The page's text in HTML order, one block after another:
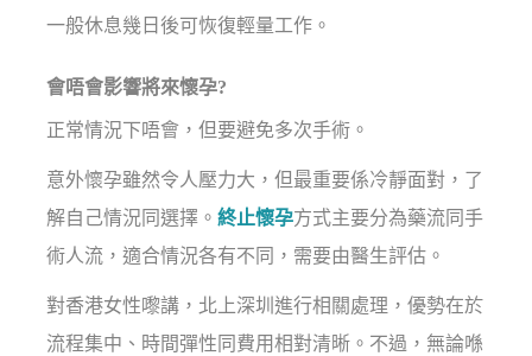
一般休息幾日後可恢復輕量工作。
會唔會影響將來懷孕?
正常情況下唔會，但要避免多次手術。
意外懷孕雖然令人壓力大，但最重要係冷靜面對，了
解自己情況同選擇。終止懷孕方式主要分為藥流同手
術人流，適合情況各有不同，需要由醫生評估。
對香港女性嚟講，北上深圳進行相關處理，優勢在於
流程集中、時間彈性同費用相對清晰。不過，無論喺